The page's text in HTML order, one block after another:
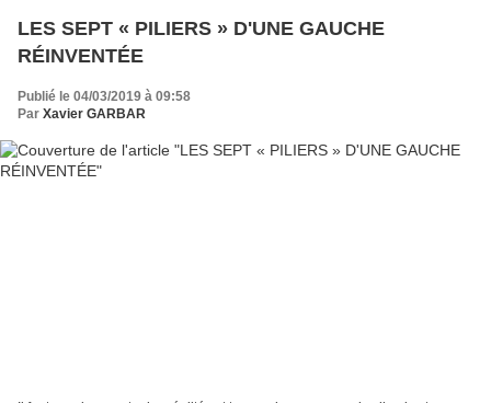
LES SEPT « PILIERS » D'UNE GAUCHE
RÉINVENTÉE
Publié le 04/03/2019 à 09:58
Par Xavier GARBAR